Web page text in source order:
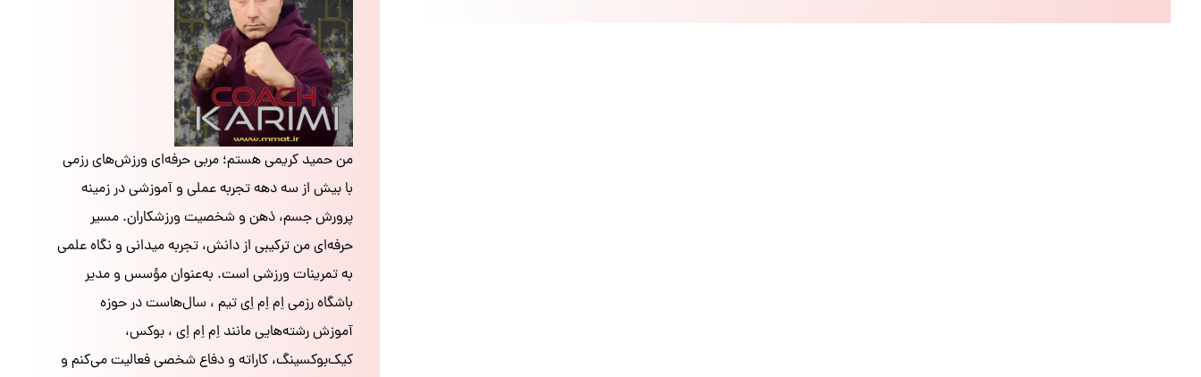
من حمید کریمی هستم؛ مربی حرفه‌ای ورزش‌های رزمی
با بیش از سه دهه تجربه عملی و آموزشی در زمینه
پرورش جسم، ذهن و شخصیت ورزشکاران. مسیر
حرفه‌ای من ترکیبی از دانش، تجربه میدانی و نگاه علمی
به تمرینات ورزشی است. به‌عنوان مؤسس و مدیر
باشگاه رزمی اِم اِم اِی تیم ، سال‌هاست در حوزه
آموزش رشته‌هایی مانند اِم اِم اِی ، بوکس،
کیک‌بوکسینگ، کاراته و دفاع شخصی فعالیت می‌کنم و